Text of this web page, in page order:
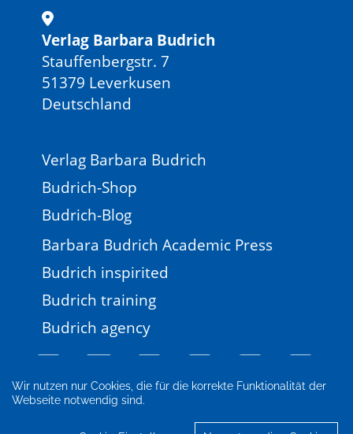
Wir nutzen nur Cookies, die für die korrekte Funktionalität der
Webseite notwendig sind.
Verlag Barbara Budrich
Stauffenbergstr. 7
51379 Leverkusen
Deutschland
Verlag Barbara Budrich
Budrich-Shop
Budrich-Blog
Barbara Budrich Academic Press
Budrich inspirited
Budrich training
Budrich agency
Impressum